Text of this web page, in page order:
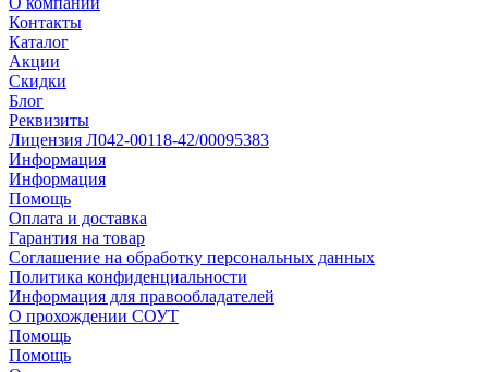
Контакты
Каталог
Акции
Скидки
Блог
Реквизиты
Лицензия Л042-00118-42/00095383
Информация
Информация
Помощь
Оплата и доставка
Гарантия на товар
Соглашение на обработку персональных данных
Политика конфиденциальности
Информация для правообладателей
О прохождении СОУТ
Помощь
Помощь